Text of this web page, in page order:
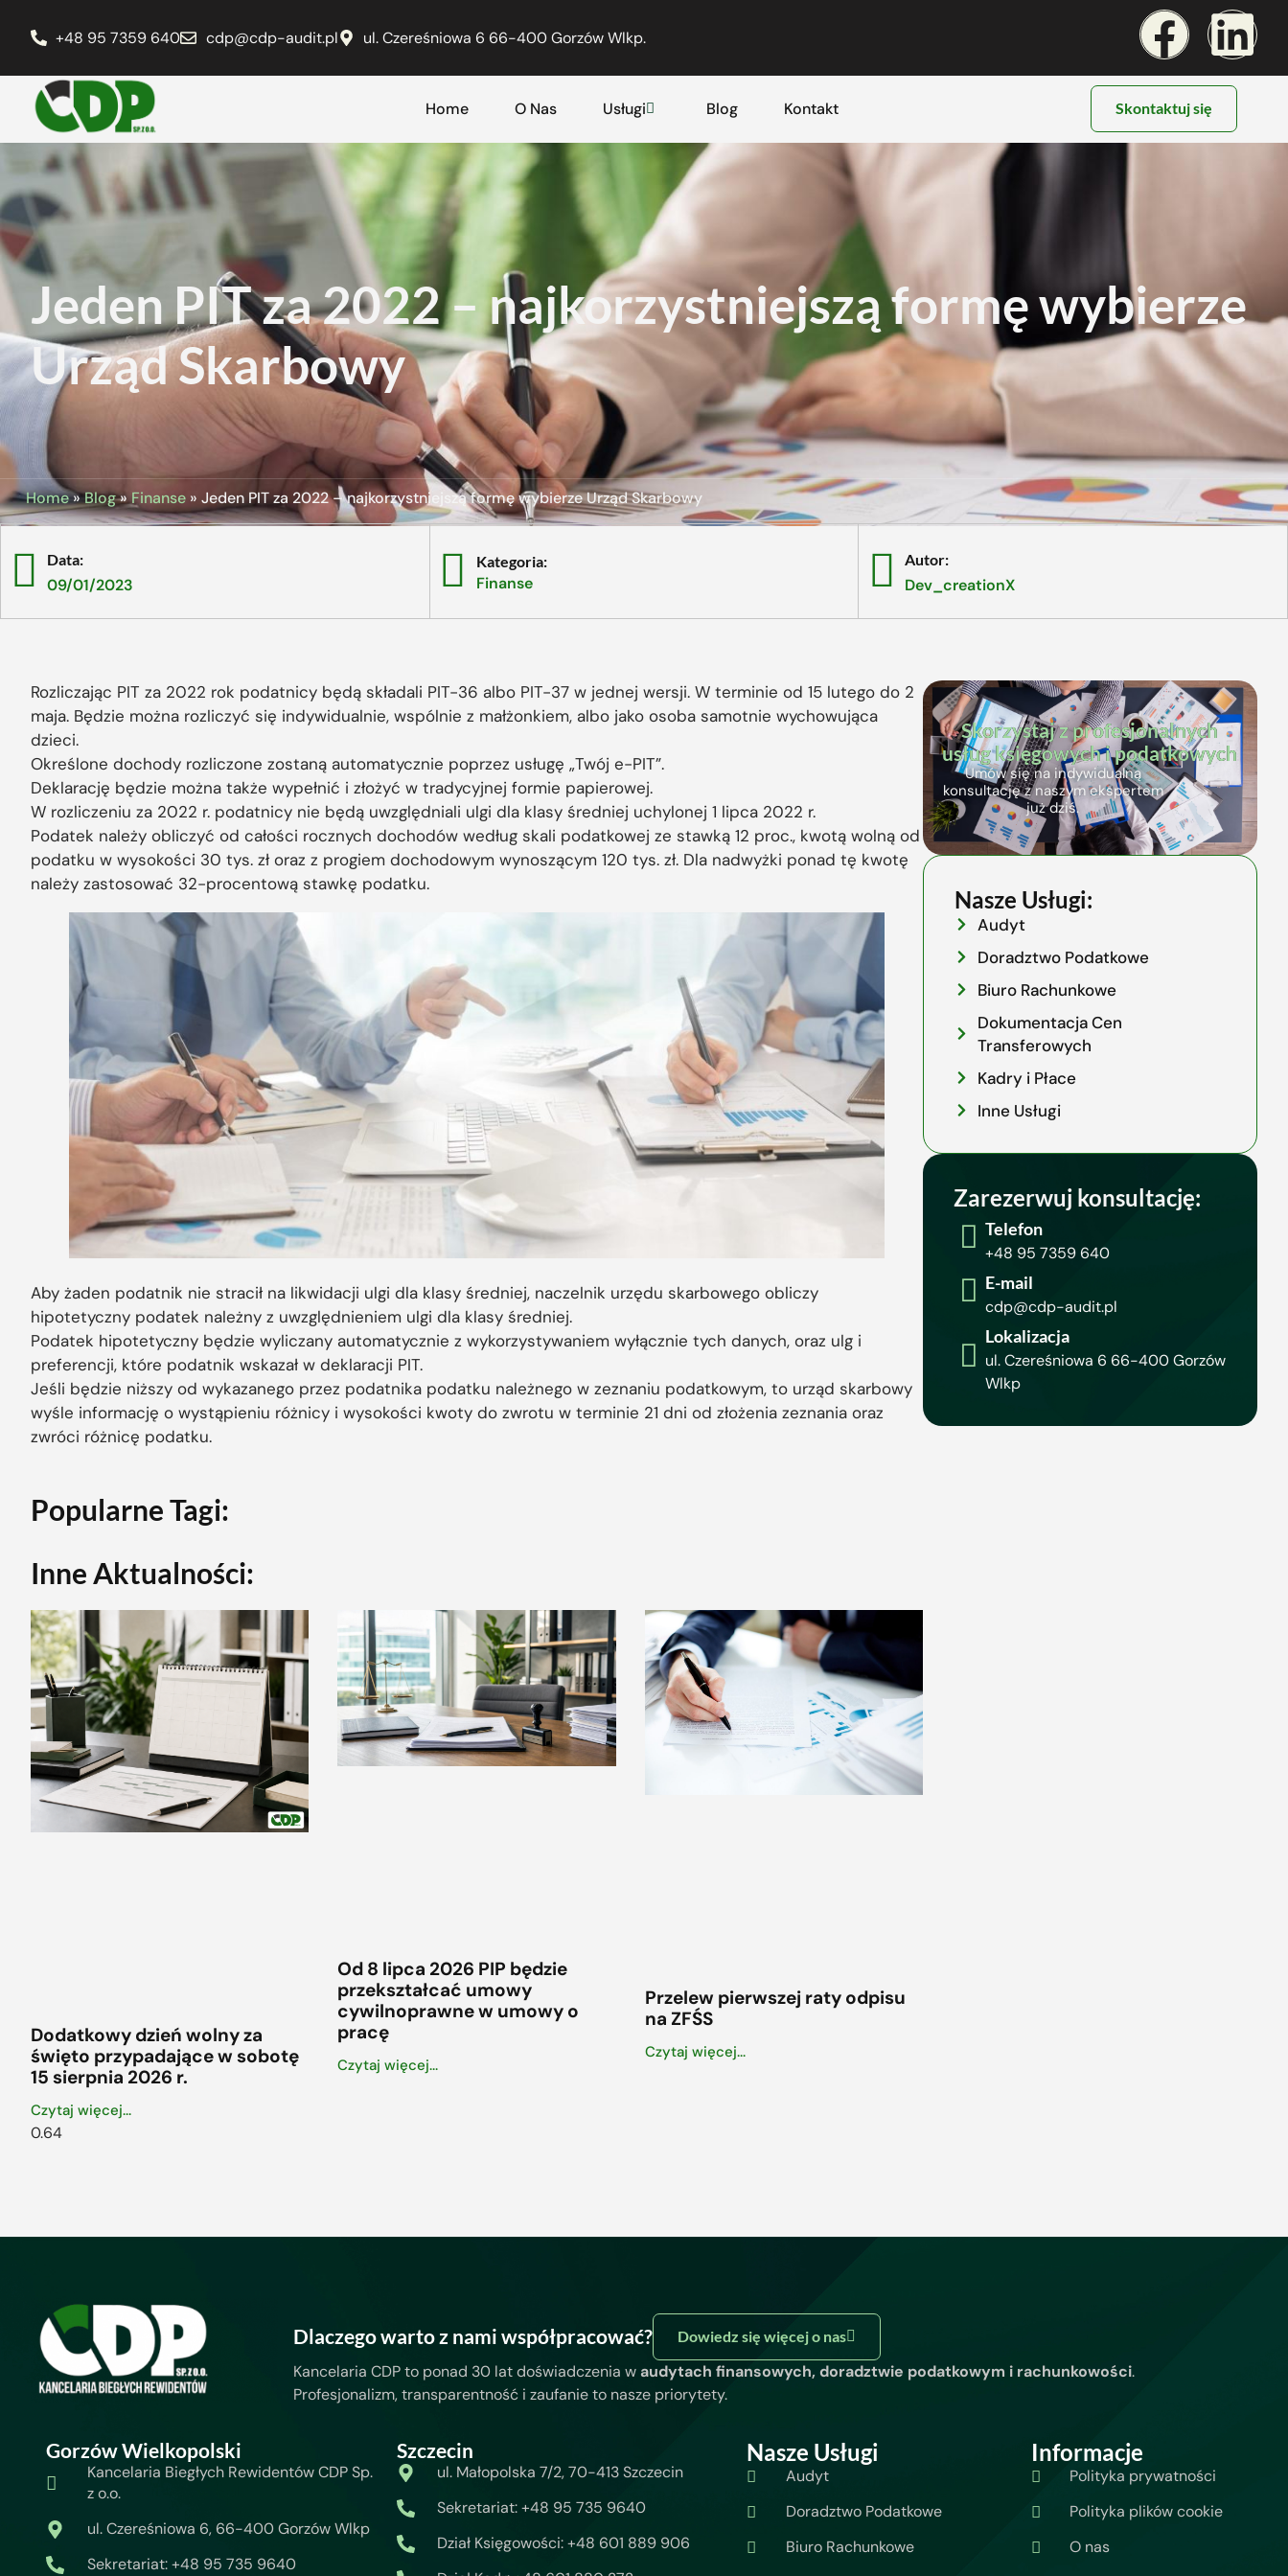
+48 95 7359 640 cdp@cdp-audit.pl ul. Czereśniowa 6 66-400 Gorzów Wlkp.
Home O Nas Usługi Blog Kontakt Skontaktuj się
Jeden PIT za 2022 – najkorzystniejszą formę wybierze
Urząd Skarbowy
Home»Blog»Finanse» Jeden PIT za 2022 – najkorzystniejszą formę wybierze Urząd Skarbowy
Data:
09/01/2023
Kategoria:
Finanse
Autor:
Dev_creationX
Rozliczając PIT za 2022 rok podatnicy będą składali PIT-36 albo PIT-37 w jednej wersji. W terminie od 15 lutego do 2
maja. Będzie można rozliczyć się indywidualnie, wspólnie z małżonkiem, albo jako osoba samotnie wychowująca
dzieci.
Określone dochody rozliczone zostaną automatycznie poprzez usługę „Twój e-PIT”.
Deklarację będzie można także wypełnić i złożyć w tradycyjnej formie papierowej.
W rozliczeniu za 2022 r. podatnicy nie będą uwzględniali ulgi dla klasy średniej uchylonej 1 lipca 2022 r.
Podatek należy obliczyć od całości rocznych dochodów według skali podatkowej ze stawką 12 proc., kwotą wolną od
podatku w wysokości 30 tys. zł oraz z progiem dochodowym wynoszącym 120 tys. zł. Dla nadwyżki ponad tę kwotę
należy zastosować 32-procentową stawkę podatku.
Aby żaden podatnik nie stracił na likwidacji ulgi dla klasy średniej, naczelnik urzędu skarbowego obliczy
hipotetyczny podatek należny z uwzględnieniem ulgi dla klasy średniej.
Podatek hipotetyczny będzie wyliczany automatycznie z wykorzystywaniem wyłącznie tych danych, oraz ulg i
preferencji, które podatnik wskazał w deklaracji PIT.
Jeśli będzie niższy od wykazanego przez podatnika podatku należnego w zeznaniu podatkowym, to urząd skarbowy
wyśle informację o wystąpieniu różnicy i wysokości kwoty do zwrotu w terminie 21 dni od złożenia zeznania oraz
zwróci różnicę podatku.
Popularne Tagi:
Inne Aktualności:
Dodatkowy dzień wolny za
święto przypadające w sobotę
15 sierpnia 2026 r.
Czytaj więcej...
Od 8 lipca 2026 PIP będzie
przekształcać umowy
cywilnoprawne w umowy o
pracę
Czytaj więcej...
Przelew pierwszej raty odpisu
na ZFŚS
Czytaj więcej...
Skorzystaj z profesjonalnych
usług księgowych i podatkowych
Umów się na indywidualną
konsultację z naszym ekspertem
już dziś.
Nasze Usługi:
Audyt
Doradztwo Podatkowe
Biuro Rachunkowe
Dokumentacja Cen
Transferowych
Kadry i Płace
Inne Usługi
Zarezerwuj konsultację:
Telefon
+48 95 7359 640
E-mail
cdp@cdp-audit.pl
Lokalizacja
ul. Czereśniowa 6 66-400 Gorzów
Wlkp
Dlaczego warto z nami współpracować? Dowiedz się więcej o nas
Kancelaria CDP to ponad 30 lat doświadczenia waudytach finansowych, doradztwie podatkowym i rachunkowości.
Profesjonalizm, transparentność i zaufanie to nasze priorytety.
Gorzów Wielkopolski
Kancelaria Biegłych Rewidentów CDP Sp.
z o.o.
ul. Czereśniowa 6, 66-400 Gorzów Wlkp
Sekretariat: +48 95 735 9640
Szczecin
ul. Małopolska 7/2, 70-413 Szczecin
Sekretariat: +48 95 735 9640
Dział Księgowości: +48 601 889 906
Nasze Usługi
Audyt
Doradztwo Podatkowe
Biuro Rachunkowe
Informacje
Polityka prywatności
Polityka plików cookie
O nas